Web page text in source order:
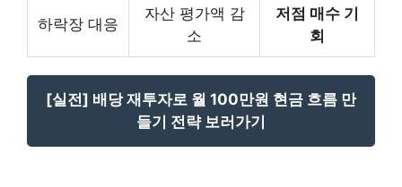
하락장 대응
자산 평가액 감
소
저점 매수 기
회
[실전] 배당 재투자로 월 100만원 현금 흐름 만
들기 전략 보러가기